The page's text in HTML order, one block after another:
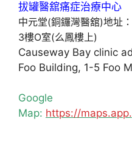
中元堂(銅鑼灣醫舘)地址
3樓O室(么鳳樓上)
Causeway Bay clinic
Foo Building, 1-5 Foo
Google
Map: https://